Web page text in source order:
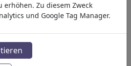
Zu diesem Zweck
und Google Tag Manager.